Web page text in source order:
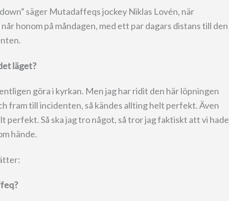
säger Mutadaffeqs jockey Niklas Lovén, när
når honom på måndagen, med ett par dagars distans till den
läget?
göra i kyrkan. Men jag har ridit den här löpningen
fram till incidenten, så kändes allting helt perfekt. Även
perfekt. Så ska jag tro något, så tror jag faktiskt att vi hade
hände.